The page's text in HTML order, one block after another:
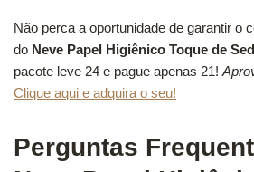
Não perca a oportunidade de garantir o
do Neve Papel Higiênico Toque de
pacote leve 24 e pague apenas 21!
Clique aqui e adquira o seu!
Perguntas